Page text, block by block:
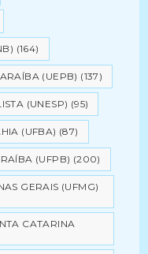
(164)
(UEPB) (137)
(UNESP) (95)
(UFBA) (87)
(UFPB) (200)
GERAIS (UFMG)
CATARINA